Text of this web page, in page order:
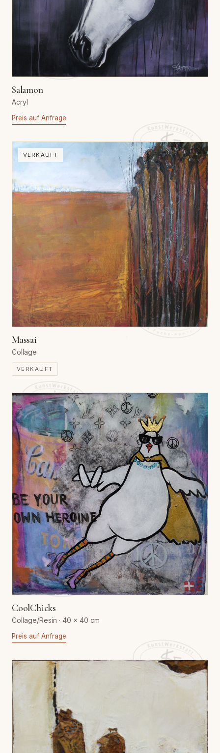
Salamon
Acryl
Preis auf Anfrage
VERKAUFT
Massai
Collage
VERKAUFT
CoolChicks
Collage/Resin · 40 × 40 cm
Preis auf Anfrage